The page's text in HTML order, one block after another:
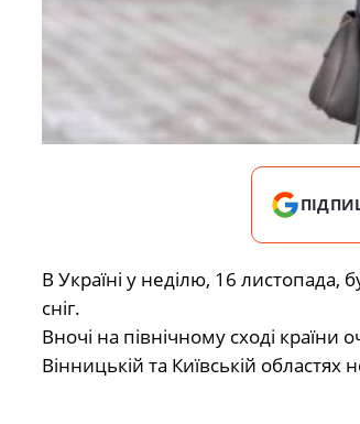
В Україні у неділю, 16 листопада,
сніг.
Вночі на північному сході
Вінницькій та Київській